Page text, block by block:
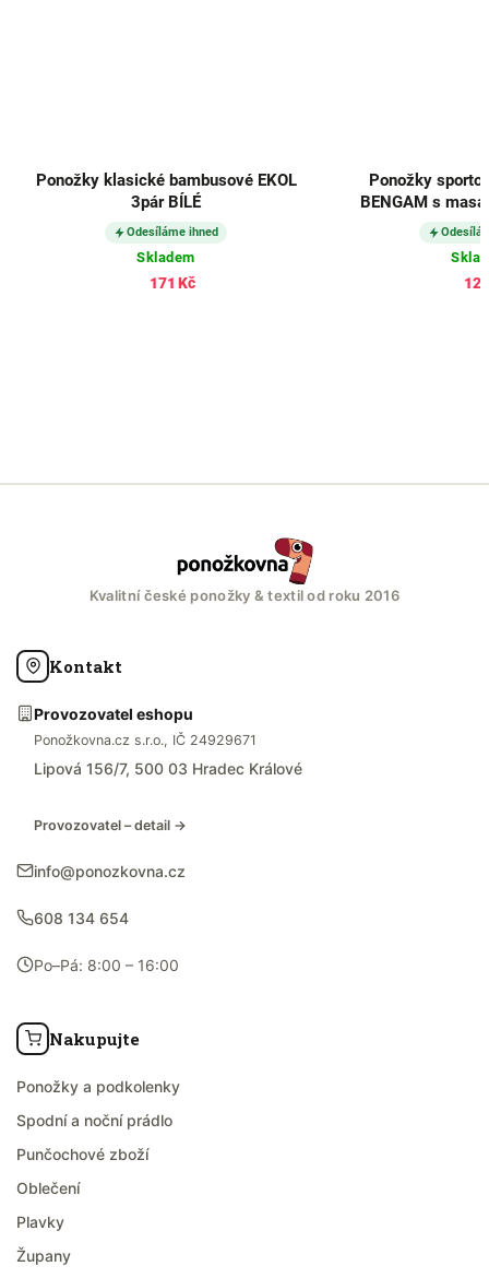
Ponožky klasické bambusové EKOL
3pár BÍLÉ
Odesíláme ihned
Skladem
171 Kč
Ponožky
BENGAM s
TMAVĚ
Kvalitní české ponožky & textil od roku 2016
Kontakt
Provozovatel eshopu
Ponožkovna.cz s.r.o., IČ 24929671
Lipová 156/7, 500 03 Hradec Králové
Provozovatel – detail →
info@ponozkovna.cz
608 134 654
Po–Pá: 8:00 – 16:00
Nakupujte
Ponožky a podkolenky
Spodní a noční prádlo
Punčochové zboží
Oblečení
Plavky
Župany